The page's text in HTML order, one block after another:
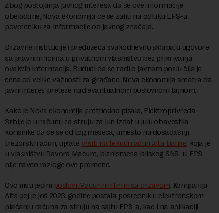
Zbog postojanja javnog interesa da se ove informacije
obelodane, Nova ekonomija će se žaliti na odluku EPS-a
povereniku za informacije od javnog značaja.
Državne institucije i preduzeća svakodnevno sklapaju ugovore
sa pravnim licima u privatnom vlasništvu bez prikrivanja
ovakvih informacija. Budući da se radi o javnom poslu čija je
cena od velike važnosti za građane, Nova ekonomija smatra da
javni interes preteže nad evantualnom poslovnom tajnom.
Kako je Nova ekonomija prethodno pisala, Elektroprivreda
Srbije je u računu za struju za jun izdat u julu obavestila
korisnike da će se od tog meseca, umesto na dosadašnji
trezorski račun, uplate vršiti na tekući račun Alta banke, koja je
u vlasništvu Davora Macure, biznismena bliskog SNS-u. EPS
nije naveo razloge ove promene.
Ovo nisu jedini poslovi Macurinih firmi sa državom. Kompanija
Alta pej je još 2023. godine postala posrednik u elektronskom
plaćanju računa za struju na sajtu EPS-a, kao i na aplikaciji